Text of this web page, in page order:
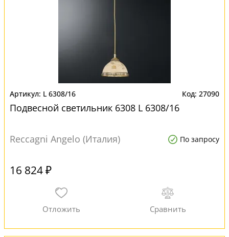
L 6308/16 27090
Подвесной светильник 6308 L 6308/16
Reccagni Angelo (Италия) По запросу
16 824 ₽